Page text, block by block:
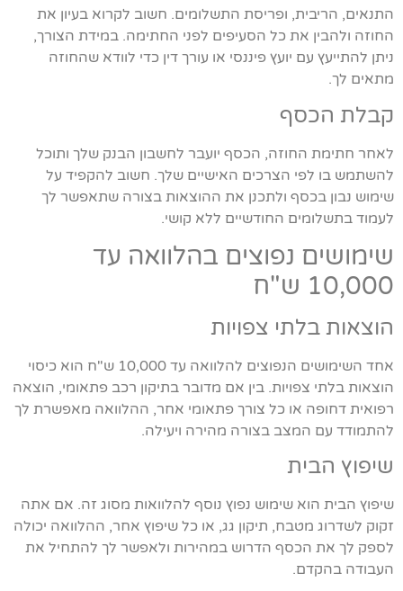
התנאים, הריבית, ופריסת התשלומים. חשוב לקרוא בעיון את
החוזה ולהבין את כל הסעיפים לפני החתימה. במידת הצורך,
ניתן להתייעץ עם יועץ פיננסי או עורך דין כדי לוודא שהחוזה
מתאים לך.
קבלת הכסף
לאחר חתימת החוזה, הכסף יועבר לחשבון הבנק שלך ותוכל
להשתמש בו לפי הצרכים האישיים שלך. חשוב להקפיד על
שימוש נבון בכסף ולתכנן את ההוצאות בצורה שתאפשר לך
לעמוד בתשלומים החודשיים ללא קושי.
שימושים נפוצים בהלוואה עד
10,000 ש"ח
הוצאות בלתי צפויות
אחד השימושים הנפוצים להלוואה עד 10,000 ש"ח הוא כיסוי
הוצאות בלתי צפויות. בין אם מדובר בתיקון רכב פתאומי, הוצאה
רפואית דחופה או כל צורך פתאומי אחר, ההלוואה מאפשרת לך
להתמודד עם המצב בצורה מהירה ויעילה.
שיפוץ הבית
שיפוץ הבית הוא שימוש נפוץ נוסף להלוואות מסוג זה. אם אתה
זקוק לשדרוג מטבח, תיקון גג, או כל שיפוץ אחר, ההלוואה יכולה
לספק לך את הכסף הדרוש במהירות ולאפשר לך להתחיל את
העבודה בהקדם.